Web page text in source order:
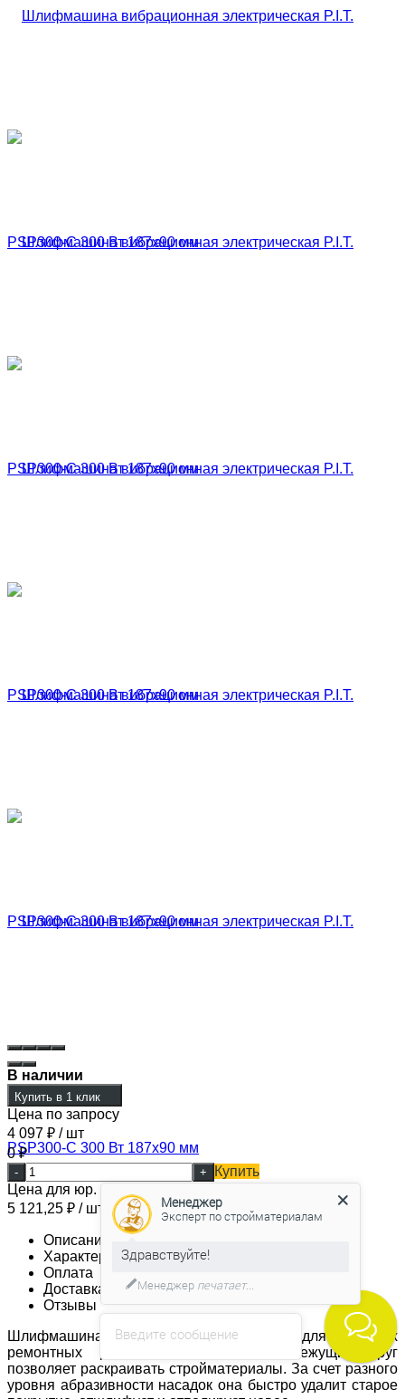
В наличии
Купить в 1 клик
Цена по запросу
4 097 ₽ / шт
0₽
- +
Купить
Цена для юр. лиц и при оплате по qr коду:
5 121,25 ₽ / шт
Описание
Характеристики
Оплата
Доставка
Отзывы
Шлифмашина может применяться для разных
ремонтных работ, меняя насадки. Режущий круг
позволяет раскраивать стройматериалы. За счет разного
уровня абразивности насадок она быстро удалит старое
Введите сообщение
Менеджер
Эксперт по стройматериалам
Здравствуйте!
Менеджер печатает...